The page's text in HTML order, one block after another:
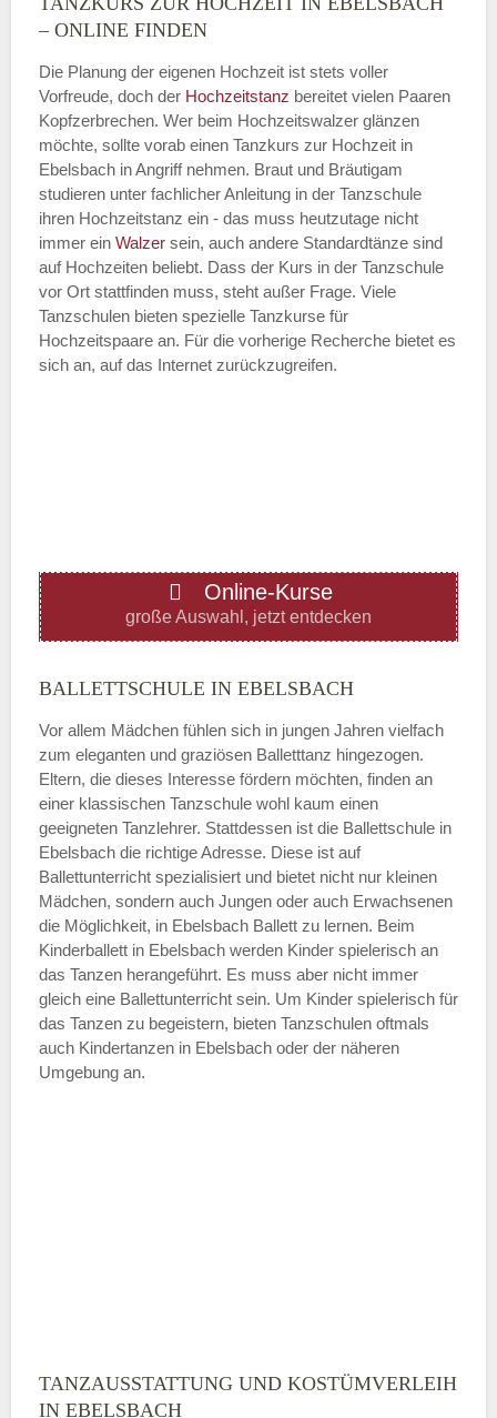
Montag
—
ÖFFNUNGSZEITEN HINZUFÜGEN
Dienstag
—
ÖFFNUNGSZEITEN HINZUFÜGEN
Donnerstag
—
ÖFFNUNGSZEITEN HINZUFÜGEN
Freitag
—
ÖFFNUNGSZEITEN HINZUFÜGEN
Samstag
– ONLINE FINDEN
Die Planung der eigenen Hochzeit ist stets voller
Vorfreude, doch der Hochzeitstanz bereitet vielen Paaren
Kopfzerbrechen. Wer beim Hochzeitswalzer glänzen
möchte, sollte vorab einen Tanzkurs zur Hochzeit in
Ebelsbach in Angriff nehmen. Braut und Bräutigam
studieren unter fachlicher Anleitung in der Tanzschule
ihren Hochzeitstanz ein - das muss heutzutage nicht
immer ein Walzer sein, auch andere Standardtänze sind
auf Hochzeiten beliebt. Dass der Kurs in der Tanzschule
vor Ort stattfinden muss, steht außer Frage. Viele
Tanzschulen bieten spezielle Tanzkurse für
Hochzeitspaare an. Für die vorherige Recherche bietet es
sich an, auf das Internet zurückzugreifen.
Online-Kurse
große Auswahl, jetzt entdecken
BALLETTSCHULE IN EBELSBACH
Vor allem Mädchen fühlen sich in jungen Jahren vielfach
zum eleganten und graziösen Balletttanz hingezogen.
Eltern, die dieses Interesse fördern möchten, finden an
einer klassischen Tanzschule wohl kaum einen
geeigneten Tanzlehrer. Stattdessen ist die Ballettschule in
Ebelsbach die richtige Adresse. Diese ist auf
Ballettunterricht spezialisiert und bietet nicht nur kleinen
Mädchen, sondern auch Jungen oder auch Erwachsenen
die Möglichkeit, in Ebelsbach Ballett zu lernen. Beim
Kinderballett in Ebelsbach werden Kinder spielerisch an
das Tanzen herangeführt. Es muss aber nicht immer
gleich eine Ballettunterricht sein. Um Kinder spielerisch für
das Tanzen zu begeistern, bieten Tanzschulen oftmals
auch Kindertanzen in Ebelsbach oder der näheren
Umgebung an.
TANZAUSSTATTUNG UND KOSTÜMVERLEIH
IN EBELSBACH